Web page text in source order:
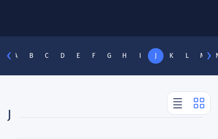
A B C D E F G H I J K L M
J